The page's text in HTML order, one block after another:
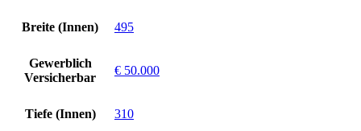
Breite (Innen) 495
Gewerblich
Versicherbar
€ 50.000
Tiefe (Innen) 310